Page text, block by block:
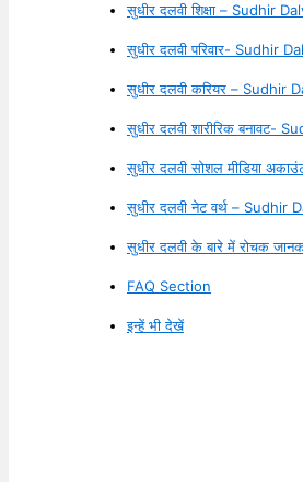
सुधीर दलवी शिक्षा – Sudhir
सुधीर दलवी परिवार- Sudhir
सुधीर दलवी करियर – Sudhir
सुधीर दलवी शारीरिक बनावट-
सुधीर दलवी सोशल मीडिया
सुधीर दलवी नेट वर्थ – Sudhir
सुधीर दलवी के बारे में रोचक
FAQ Section
इन्हें भी देखें